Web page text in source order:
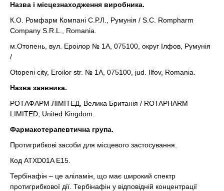
Назва і місцезнаходження виробника.
К.О. Ромфарм Компані С.Р.Л., Румунія / S.C. Rompharm
Company S.R.L., Romania.
м.Отопень, вул. Ероілор № 1А, 075100, округ Ілфов, Румунія
/
Otopeni сity, Eroilor str. № 1A, 075100, jud. Ilfov, Romania.
Назва заявника.
РОТАФАРМ ЛІМІТЕД, Велика Британія / ROTAPHARM
LIMITED, United Kingdom.
Фармакотерапевтична група.
Протигрибкові засоби для місцевого застосування.
Код АТХD01A E15.
Тербінафін – це аліламін, що має широкий спектр
протигрибкової дії. Тербінафін у відповідній концентрації